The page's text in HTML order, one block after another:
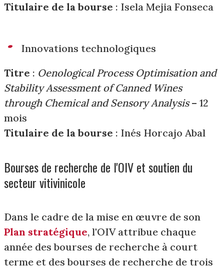
Titulaire de la bourse : Isela Mejia Fonseca
Innovations technologiques
Titre : Oenological Process Optimisation and
Stability Assessment of Canned Wines
through Chemical and Sensory Analysis– 12
mois
Titulaire de la bourse : Inés Horcajo Abal
Bourses de recherche de l'OIV et soutien du
secteur vitivinicole
Dans le cadre de la mise en œuvre de son
Plan stratégique, l'OIV attribue chaque
année des bourses de recherche à court
terme et des bourses de recherche de trois